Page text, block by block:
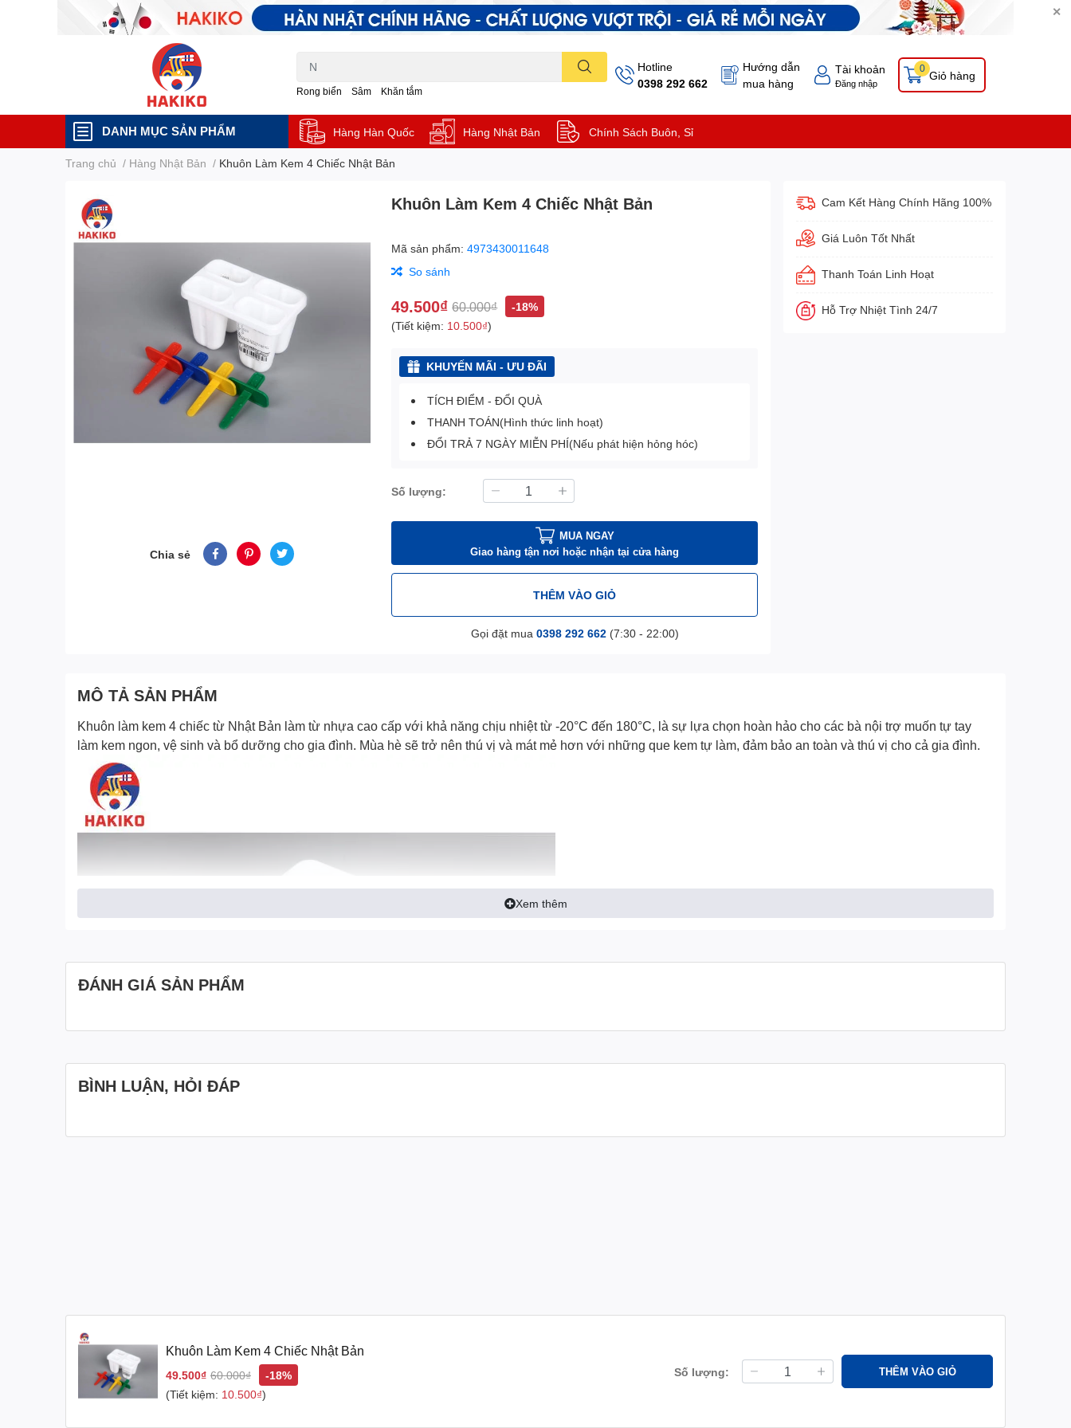
✕
Rong biển Sâm Khăn tắm
Hotline
0398 292 662
Hướng dẫn
mua hàng
Tài khoản
Đăng nhập
Giỏ hàng
0
DANH MỤC SẢN PHẨM Hàng Hàn Quốc Hàng Nhật Bản Chính Sách Buôn, Sỉ
Trang chủ / Hàng Nhật Bản / Khuôn Làm Kem 4 Chiếc Nhật Bản
Chia sẻ
Khuôn Làm Kem 4 Chiếc Nhật Bản
Mã sản phẩm:4973430011648
So sánh
49.500₫ 60.000₫
-18%
(Tiết kiệm: 10.500₫)
KHUYẾN MÃI - ƯU ĐÃI
TÍCH ĐIỂM - ĐỔI QUÀ
THANH TOÁN(Hình thức linh hoạt)
ĐỔI TRẢ 7 NGÀY MIỄN PHÍ(Nếu phát hiện hỏng hóc)
Số lượng:
MUA NGAY
Giao hàng tận nơi hoặc nhận tại cửa hàng
THÊM VÀO GIỎ
Gọi đặt mua 0398 292 662(7:30 - 22:00)
Cam Kết Hàng Chính Hãng 100%
Giá Luôn Tốt Nhất
Thanh Toán Linh Hoạt
Hỗ Trợ Nhiệt Tình 24/7
MÔ TẢ SẢN PHẨM
Khuôn làm kem 4 chiếc từ Nhật Bản làm từ nhựa cao cấp với khả năng chịu nhiệt từ -20°C đến 180°C, là sự lựa chọn hoàn hảo cho các bà nội trợ muốn tự tay
làm kem ngon, vệ sinh và bổ dưỡng cho gia đình. Mùa hè sẽ trở nên thú vị và mát mẻ hơn với những que kem tự làm, đảm bảo an toàn và thú vị cho cả gia đình.
Công dụng của Khuôn Làm Kem 4 Chiếc
Tự tay làm kem ngon, bổ dưỡng tại nhà.
Xem thêm
ĐÁNH GIÁ SẢN PHẨM
BÌNH LUẬN, HỎI ĐÁP
Khuôn Làm Kem 4 Chiếc Nhật Bản
49.500₫ 60.000₫
-18%
(Tiết kiệm: 10.500₫)
Số lượng: THÊM VÀO GIỎ